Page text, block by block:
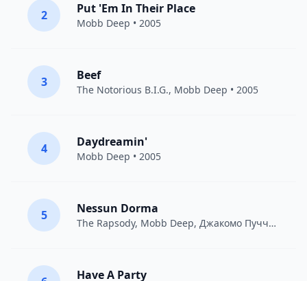
2 Put 'Em In Their Place
Mobb Deep • 2005
3 Beef
The Notorious B.I.G., Mobb Deep • 2005
4 Daydreamin'
Mobb Deep • 2005
5 Nessun Dorma
The Rapsody, Mobb Deep, Джакомо Пуччини
Have A Party